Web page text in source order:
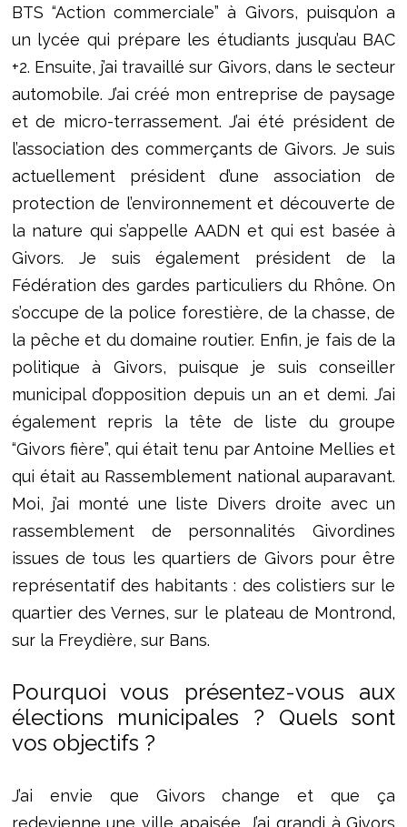
BTS “Action commerciale” à Givors, puisqu’on a
un lycée qui prépare les étudiants jusqu’au BAC
+2. Ensuite, j’ai travaillé sur Givors, dans le secteur
automobile. J’ai créé mon entreprise de paysage
et de micro-terrassement. J’ai été président de
l’association des commerçants de Givors. Je suis
actuellement président d’une association de
protection de l’environnement et découverte de
la nature qui s’appelle AADN et qui est basée à
Givors. Je suis également président de la
Fédération des gardes particuliers du Rhône. On
s’occupe de la police forestière, de la chasse, de
la pêche et du domaine routier. Enfin, je fais de la
politique à Givors, puisque je suis conseiller
municipal d’opposition depuis un an et demi. J’ai
également repris la tête de liste du groupe
“Givors fière”, qui était tenu par Antoine Mellies et
qui était au Rassemblement national auparavant.
Moi, j’ai monté une liste Divers droite avec un
rassemblement de personnalités Givordines
issues de tous les quartiers de Givors pour être
représentatif des habitants : des colistiers sur le
quartier des Vernes, sur le plateau de Montrond,
sur la Freydière, sur Bans.
Pourquoi vous présentez-vous aux
élections municipales ? Quels sont
vos objectifs ?
J’ai envie que Givors change et que ça
redevienne une ville apaisée. J’ai grandi à Givors